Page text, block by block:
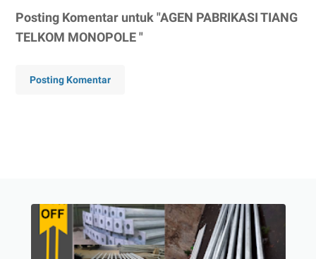
Posting Komentar untuk "AGEN PABRIKASI TIANG
TELKOM MONOPOLE "
Posting Komentar